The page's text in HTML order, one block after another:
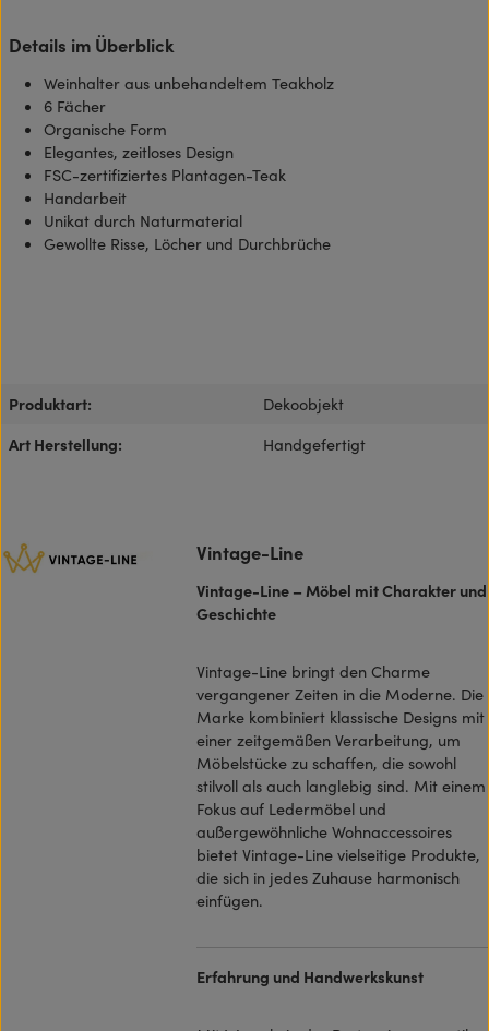
Details im Überblick
Weinhalter aus unbehandeltem Teakholz
6 Fächer
Organische Form
Elegantes, zeitloses Design
FSC-zertifiziertes Plantagen-Teak
Handarbeit
Unikat durch Naturmaterial
Gewollte Risse, Löcher und Durchbrüche
Produktart:
Dekoobjekt
Art Herstellung:
Handgefertigt
Vintage-Line
Vintage-Line – Möbel mit Charakter und
Geschichte
Vintage-Line bringt den Charme
vergangener Zeiten in die Moderne. Die
Marke kombiniert klassische Designs mit
einer zeitgemäßen Verarbeitung, um
Möbelstücke zu schaffen, die sowohl
stilvoll als auch langlebig sind. Mit einem
Fokus auf Ledermöbel und
außergewöhnliche Wohnaccessoires
bietet Vintage-Line vielseitige Produkte,
die sich in jedes Zuhause harmonisch
einfügen.
Erfahrung und Handwerkskunst